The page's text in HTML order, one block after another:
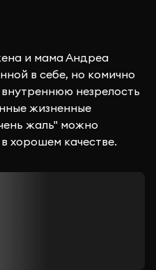
и мама Андреа
в себе, но комично
незрелость
жизненные
жаль" можно
хорошем качестве.